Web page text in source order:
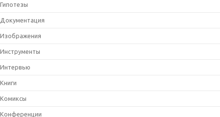
Гипотезы
Документация
Изображения
Инструменты
Интервью
Книги
Комиксы
Конференции